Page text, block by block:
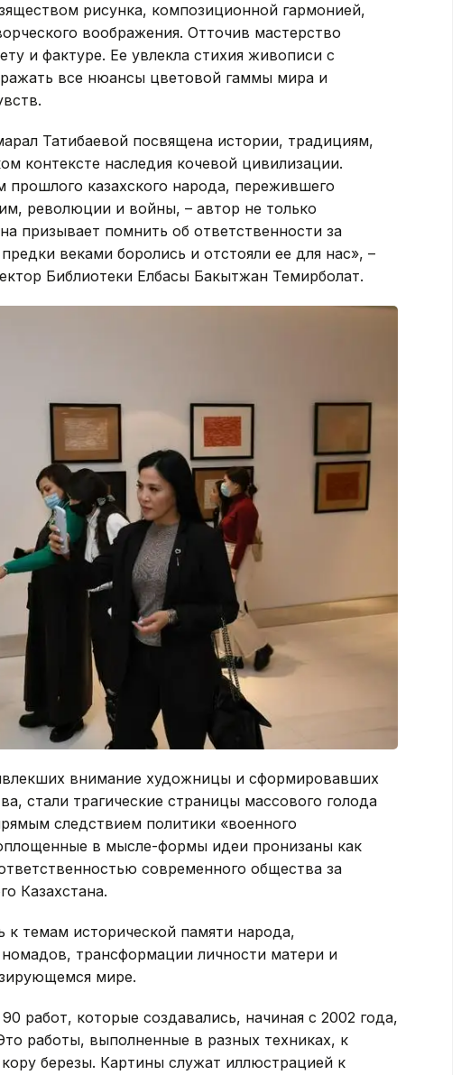
рисунка, композиционной гармонией,
воображения. Отточив мастерство
и фактуре. Ее увлекла стихия живописи с
все нюансы цветовой гаммы мира и
Татибаевой посвящена истории, традициям,
контексте наследия кочевой цивилизации.
прошлого казахского народа, пережившего
революции и войны, – автор не только
призывает помнить об ответственности за
веками боролись и отстояли ее для нас», –
Библиотеки Елбасы Бакытжан Темирболат.
внимание художницы и сформировавших
стали трагические страницы массового голода
следствием политики «военного
в мысле-формы идеи пронизаны как
современного общества за
Казахстана.
к темам исторической памяти народа,
трансформации личности матери и
мире.
работ, которые создавались, начиная с 2002 года,
работы, выполненные в разных техниках, к
березы. Картины служат иллюстрацией к